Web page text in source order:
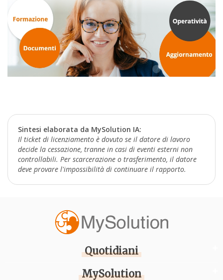
Sintesi elaborata da MySolution IA:
Il ticket di licenziamento è dovuto se il datore di lavoro
decide la cessazione, tranne in casi di eventi esterni non
controllabili. Per scarcerazione o trasferimento, il datore
deve provare l'impossibilità di continuare il rapporto.
Quotidiani
MySolution